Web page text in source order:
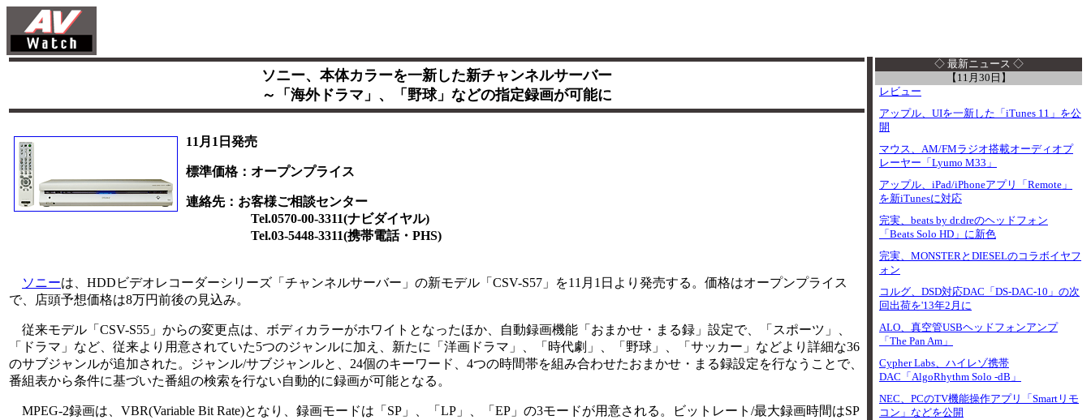
ソニー、本体カラーを一新した新チャンネルサーバー
～「海外ドラマ」、「野球」などの指定録画が可能に
11月1日発売
標準価格：オープンプライス
連絡先：お客様ご相談センター
Tel.0570-00-3311(ナビダイヤル)
Tel.03-5448-3311(携帯電話・PHS)
ソニーは、HDDビデオレコーダーシリーズ「チャンネルサーバー」の新モデル「CSV-S57」を11月1日より発売する。価格はオープンプライス
で、店頭予想価格は8万円前後の見込み。
従来モデル「CSV-S55」からの変更点は、ボディカラーがホワイトとなったほか、自動録画機能「おまかせ・まる録」設定で、「スポーツ」、
「ドラマ」など、従来より用意されていた5つのジャンルに加え、新たに「洋画ドラマ」、「時代劇」、「野球」、「サッカー」などより詳細な36
のサブジャンルが追加された。ジャンル/サブジャンルと、24個のキーワード、4つの時間帯を組み合わせたおまかせ・まる録設定を行なうことで、
番組表から条件に基づいた番組の検索を行ない自動的に録画が可能となる。
MPEG-2録画は、VBR(Variable Bit Rate)となり、録画モードは「SP」、「LP」、「EP」の3モードが用意される。ビットレート/最大録画時間はSP
◇ 最新ニュース ◇
【11月30日】
レビュー
アップル、UIを一新した「iTunes 11」を公
開
マウス、AM/FMラジオ搭載オーディオプ
レーヤー「Lyumo M33」
アップル、iPad/iPhoneアプリ「Remote」
を新iTunesに対応
完実、beats by dr.dreのヘッドフォン
「Beats Solo HD」に新色
完実、MONSTERとDIESELのコラボイヤフ
ォン
コルグ、DSD対応DAC「DS-DAC-10」の次
回出荷を'13年2月に
ALO、真空管USBヘッドフォンアンプ
「The Pan Am」
Cypher Labs、ハイレゾ携帯
DAC「AlgoRhythm Solo -dB」
NEC、PCのTV機能操作アプリ「Smartリモ
コン」などを公開